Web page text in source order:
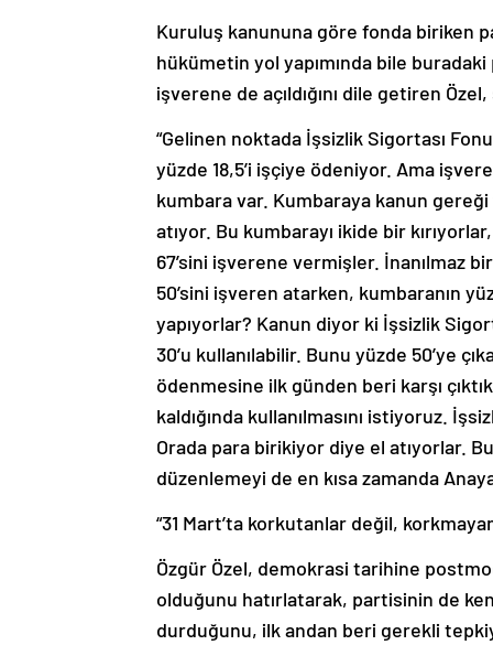
Kuruluş kanununa göre fonda biriken
hükümetin yol yapımında bile
işverene de açıldığını dile getiren
“Gelinen noktada İşsizlik Sigortası
yüzde 18,5’i işçiye ödeniyor. Ama
kumbara var. Kumbaraya kanun
atıyor. Bu kumbarayı ikide bir
67’sini işverene vermişler. İnanılmaz
50’sini işveren atarken, kumbaranın
yapıyorlar? Kanun diyor ki İşsizlik
30’u kullanılabilir. Bunu yüzde 50’ye
ödenmesine ilk günden beri karşı
kaldığında kullanılmasını istiyoruz.
Orada para birikiyor diye el atıyorlar.
düzenlemeyi de en kısa zamanda
“31 Mart’ta korkutanlar değil,
Özgür Özel, demokrasi tarihine
olduğunu hatırlatarak, partisinin de
durduğunu, ilk andan beri gerekli